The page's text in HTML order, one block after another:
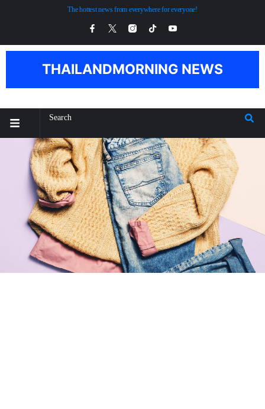
The hottest news from everywhere for everyone!
THAILANDMORNING NEWS